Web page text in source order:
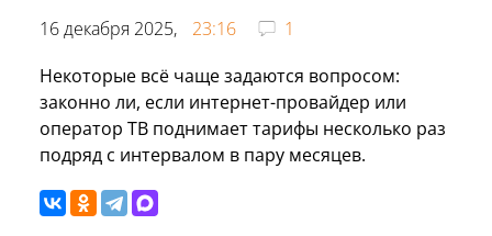
16 декабря 2025, 23:16
1
Некоторые всё чаще задаются вопросом:
законно ли, если интернет-провайдер или
оператор ТВ поднимает тарифы несколько раз
подряд с интервалом в пару месяцев.